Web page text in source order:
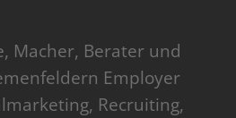
Macher, Berater und
Employer
Recruiting,